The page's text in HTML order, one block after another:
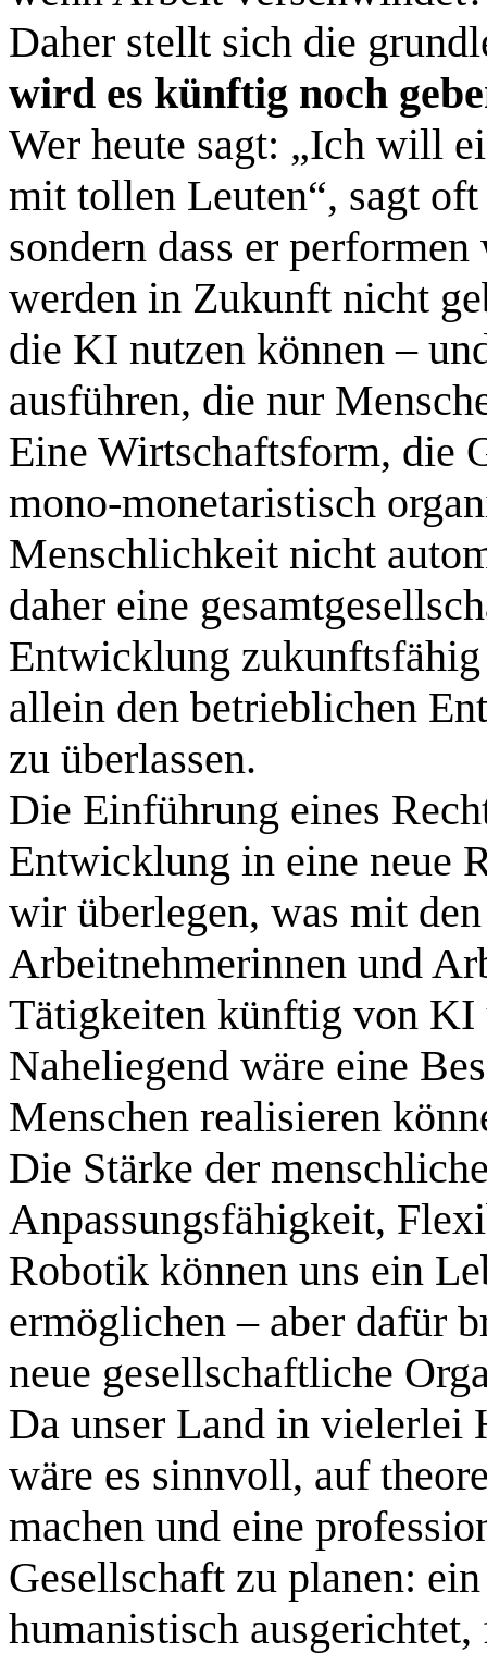
Daher stellt sich die
wird es künftig noch
Wer heute sagt: „Ich will
mit tollen Leuten“, sagt
sondern dass er
werden in Zukunft nicht
die KI nutzen können –
ausführen, die nur
Eine Wirtschaftsform, die
mono‑monetaristisch
Menschlichkeit nicht
daher eine
Entwicklung
allein den betrieblichen
zu überlassen.
Die Einführung eines
Entwicklung in eine neue
wir überlegen, was mit
Arbeitnehmerinnen und
Tätigkeiten künftig von KI
Naheliegend wäre eine
Menschen realisieren
Die Stärke der
Anpassungsfähigkeit,
Robotik können uns ein
ermöglichen – aber dafür
neue gesellschaftliche
Da unser Land in vielerlei
wäre es sinnvoll, auf
machen und eine
Gesellschaft zu planen:
humanistisch